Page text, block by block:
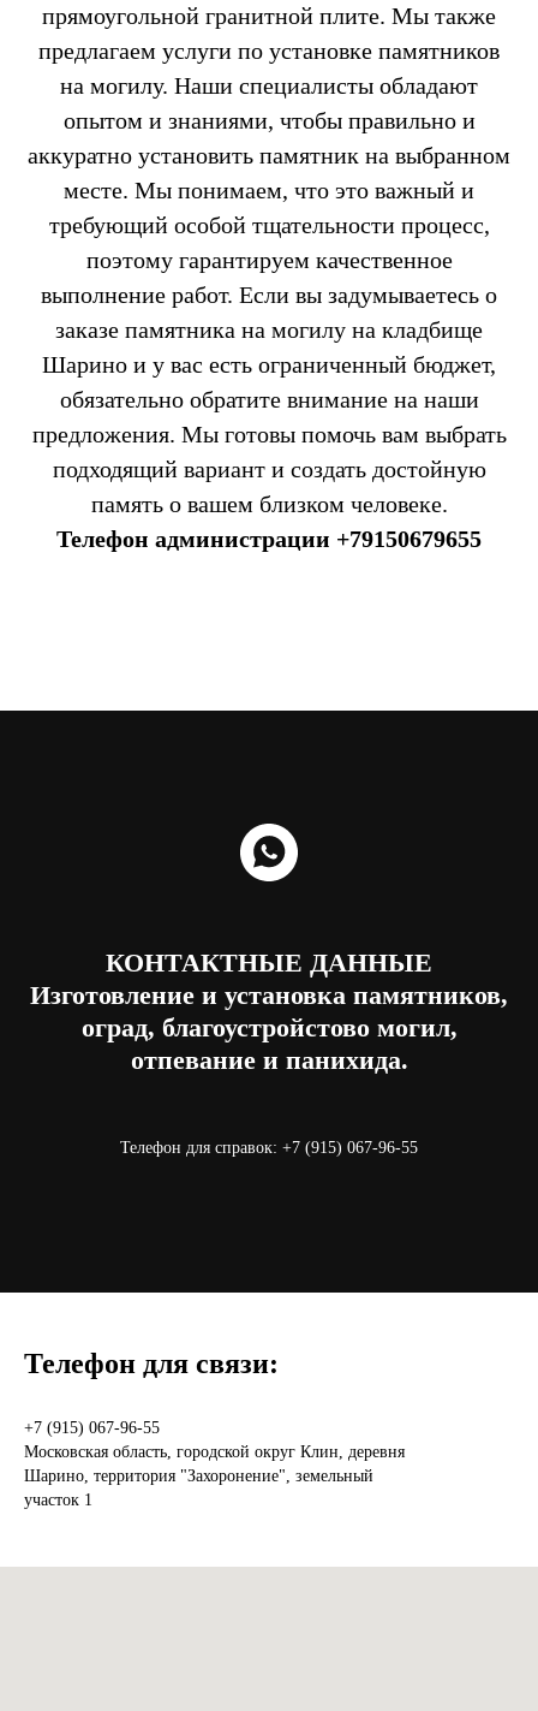
прямоугольной гранитной плите. Мы также
предлагаем услуги по установке памятников
на могилу. Наши специалисты обладают
опытом и знаниями, чтобы правильно и
аккуратно установить памятник на выбранном
месте. Мы понимаем, что это важный и
требующий особой тщательности процесс,
поэтому гарантируем качественное
выполнение работ. Если вы задумываетесь о
заказе памятника на могилу на кладбище
Шарино и у вас есть ограниченный бюджет,
обязательно обратите внимание на наши
предложения. Мы готовы помочь вам выбрать
подходящий вариант и создать достойную
память о вашем близком человеке.
Телефон администрации +79150679655
КОНТАКТНЫЕ ДАННЫЕ
Изготовление и установка памятников,
оград, благоустройстово могил,
отпевание и панихида.
Телефон для справок: +7 (915) 067-96-55
Телефон для связи:
+7 (915) 067-96-55
Московская область, городской округ Клин, деревня
Шарино, территория "Захоронение", земельный
участок 1